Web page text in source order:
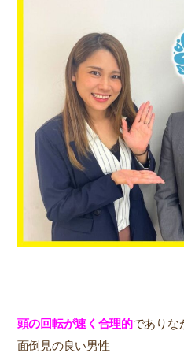
頭の回転が速く合理的でありな
面倒見の良い男性